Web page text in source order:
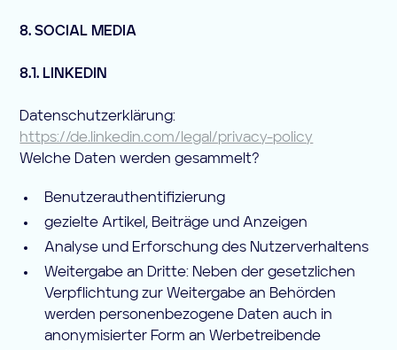
8. SOCIAL MEDIA
8.1. LINKEDIN
Datenschutzerklärung:
https://de.linkedin.com/legal/privacy-policy
Welche Daten werden gesammelt?
Benutzerauthentifizierung
gezielte Artikel, Beiträge und Anzeigen
Analyse und Erforschung des Nutzerverhaltens
Weitergabe an Dritte: Neben der gesetzlichen
Verpflichtung zur Weitergabe an Behörden
werden personenbezogene Daten auch in
anonymisierter Form an Werbetreibende